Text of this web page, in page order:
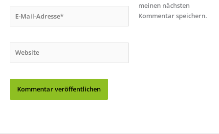
Mail-
meinen nächsten
Kommentar speichern.